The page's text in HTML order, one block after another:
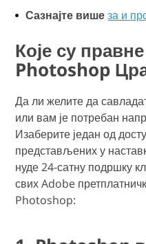
Сазнајте више за и
Које су
Photoshop
Да ли желите да
или вам је потребан
Изаберите један од
представљених у
нуде 24-сатну подршку
свих Adobe
Photoshop: